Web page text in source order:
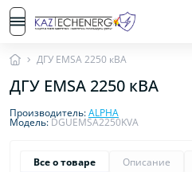
ДГУ EMSA 2250 кВА
ДГУ EMSA 2250 кВА
Производитель:ALPHA
Модель:DGUEMSA2250KVA
Все о товаре Описание